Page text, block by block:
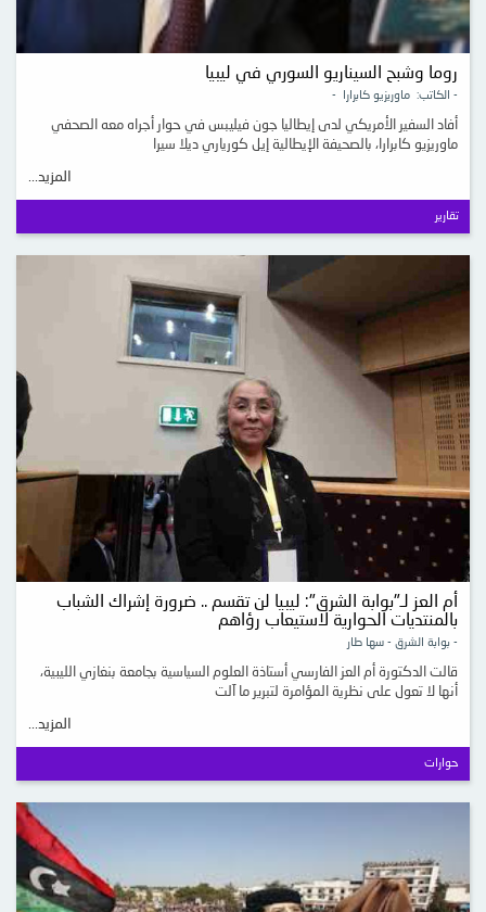
روما وشبح السيناريو السوري في ليبيا
- الكاتب: ماوريزيو كابرارا -
أفاد السفير الأمريكي لدى إيطاليا جون فيليبس في حوار أجراه معه الصحفي
ماوريزيو كابرارا، بالصحيفة الإيطالية إيل كورياري ديلا سيرا
المزيد...
تقارير
أم العز لـ"بوابة الشرق": ليبيا لن تقسم .. ضرورة إشراك الشباب
بالمنتديات الحوارية لاستيعاب رؤاهم
- بوابة الشرق - سها طار
قالت الدكتورة أم العز الفارسي أستاذة العلوم السياسية بجامعة بنغازي الليبية،
أنها لا تعول على نظرية المؤامرة لتبرير ما آلت
المزيد...
حوارات